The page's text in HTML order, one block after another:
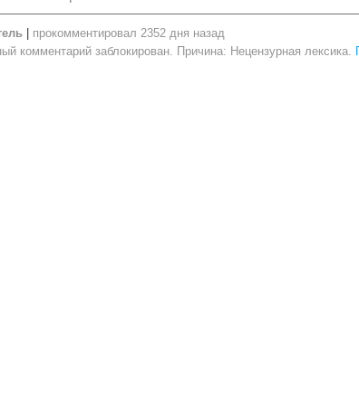
прокомментировал 2352 дня назад
комментарий заблокирован. Причина: Нецензурная лексика.